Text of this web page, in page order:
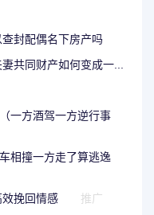
封配偶名下房产吗
共同财产如何变成一...
一方酒驾一方逆行事
相撞一方走了算逃逸
挽回情感
推广